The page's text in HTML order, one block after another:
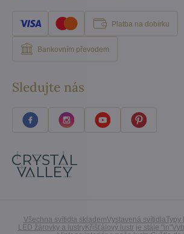
Platba na dobírku
Bankovním převodem
Sledujte nás
Všechna svítidla sklademVystavená svítidlaTypy
LED žárovky a lustryKřišťálový lustr je stále "in"